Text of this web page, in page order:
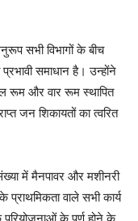
सभी विभागों के बीच
समाधान है। उन्होंने
रूम और वार रूम स्थापित
जन शिकायतों का त्वरित
में मैनपावर और मशीनरी
वाले सभी कार्य